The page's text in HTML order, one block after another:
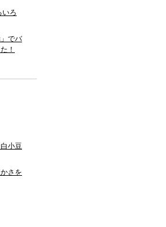
いろ
でバ
！
小豆
さを